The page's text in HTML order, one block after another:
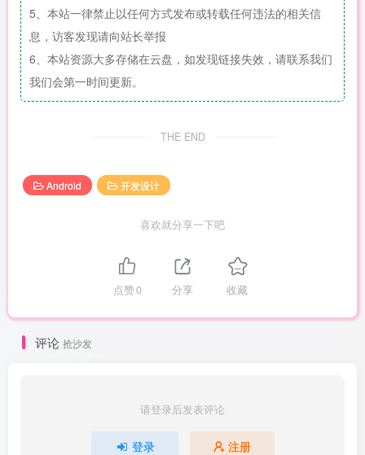
5、本站一律禁止以任何方式发布或转载任何违法的相关信
息，访客发现请向站长举报
6、本站资源大多存储在云盘，如发现链接失效，请联系我们
我们会第一时间更新。
THE END
Android 开发设计
喜欢就分享一下吧
点赞0 分享 收藏
评论 抢沙发
请登录后发表评论
登录 注册